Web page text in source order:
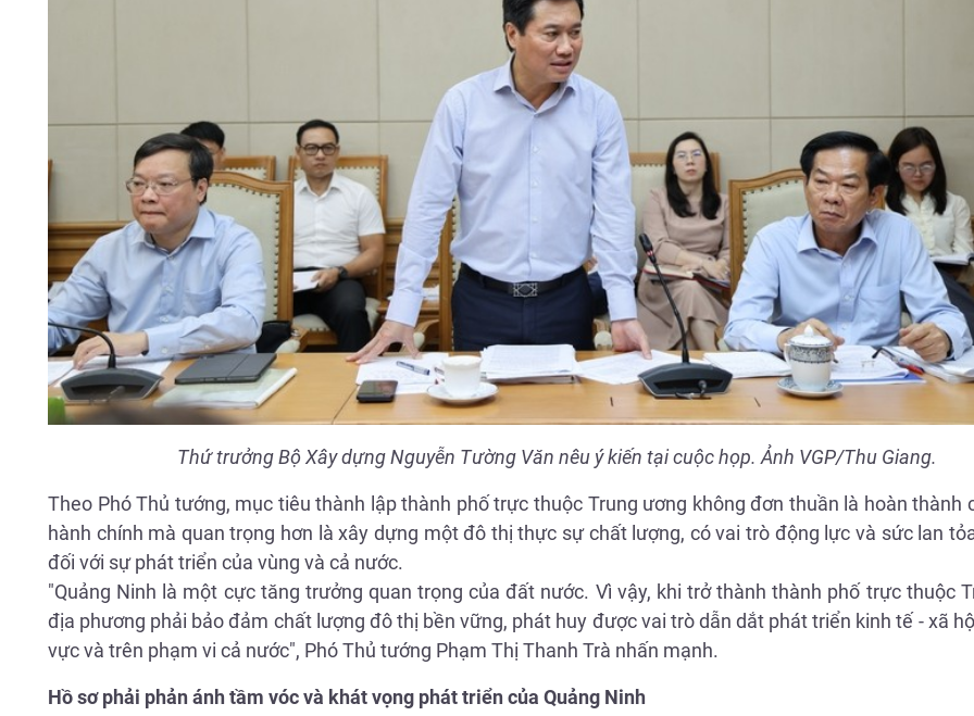
Thứ trưởng Bộ Xây dựng Nguyễn Tường Văn nêu ý kiến tại cuộc họp. Ảnh VGP/Thu Giang.
Theo Phó Thủ tướng, mục tiêu thành lập thành phố trực thuộc Trung ương không đơn thuần là hoàn thành
hành chính mà quan trọng hơn là xây dựng một đô thị thực sự chất lượng, có vai trò động lực và sức lan
đối với sự phát triển của vùng và cả nước.
"Quảng Ninh là một cực tăng trưởng quan trọng của đất nước. Vì vậy, khi trở thành thành phố trực thuộc
địa phương phải bảo đảm chất lượng đô thị bền vững, phát huy được vai trò dẫn dắt phát triển kinh tế - xã
vực và trên phạm vi cả nước", Phó Thủ tướng Phạm Thị Thanh Trà nhấn mạnh.
Hồ sơ phải phản ánh tầm vóc và khát vọng phát triển của Quảng Ninh